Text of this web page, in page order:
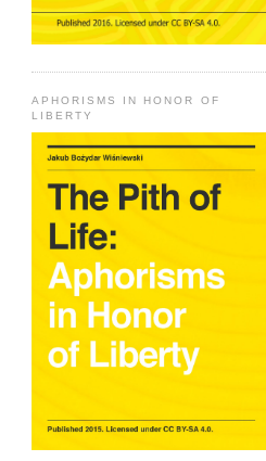
APHORISMS IN HONOR OF
LIBERTY